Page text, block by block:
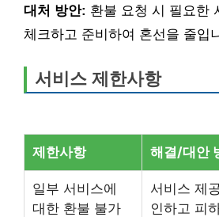
대처 방안: 환불 요청 시 필요한
체크하고 준비하여 혼선을 줄입
서비스 제한사항
제한사항 해결/대안
일부 서비스에
대한 환불 불가
서비스 제
인하고 피